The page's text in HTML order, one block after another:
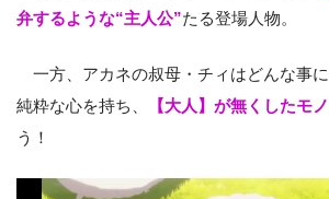
弁するような“主人公”たる登場人物。
一方、アカネの叔母・チィはどんな事
純粋な心を持ち、
【大人】が無くしたモ
う！